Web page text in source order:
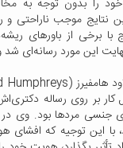
را بدون توجه به
نتایج موجب ناراحتی و
با برخی از باورهای
این مورد رسانه‌ای
مشغول کار بر روی رساله
جنسی مردها بود. وی در
با این توجیه که